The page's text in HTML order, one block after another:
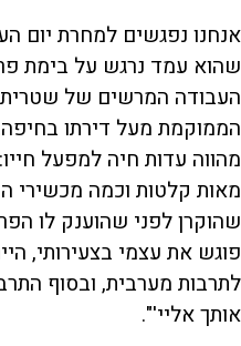
אנחנו נפגשים למחרת יום
שהוא עמד נרגש על בימת
העבודה המרשים של
הממוקמת מעל דירתו
מהווה עדות חיה למפעל
מאות קלטות וכמה מכשירי
שהוקרן לפני שהוענק לו
פוגש את עצמי בצעירותי,
לתרבות מערבית, ובסוף
אותך אליי'".